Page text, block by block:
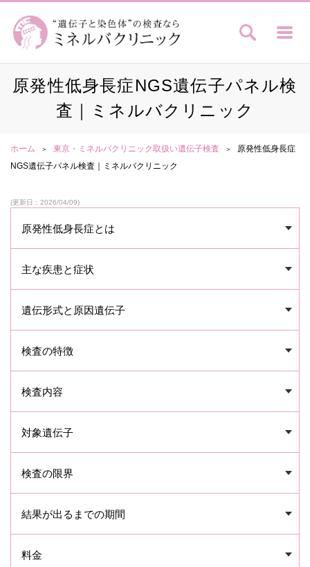
原発性低身長症NGS遺伝子パネル検
査｜ミネルバクリニック
ホーム 東京・ミネルバクリニック取扱い遺伝子検査
原発性低身長症
NGS遺伝子パネル検査｜ミネルバクリニック
(更新日：2026/04/09)
原発性低身長症とは
主な疾患と症状
遺伝形式と原因遺伝子
検査の特徴
検査内容
対象遺伝子
検査の限界
結果が出るまでの期間
料金